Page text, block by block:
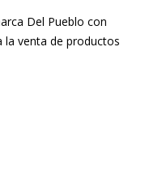
Del Pueblo con
la venta de productos